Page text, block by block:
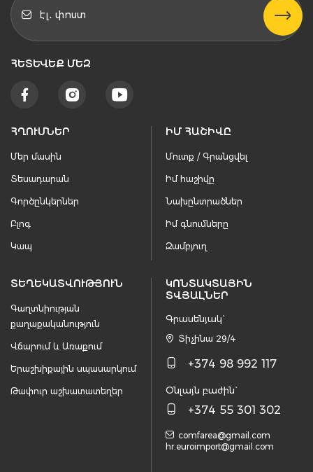
ՀԵՏԵՒԵՔ ՄԵԶ
ՀՂՈՒՄՆԵՐ
Մեր մասին
Տեսադարան
Գործընկերներ
Բլոգ
Կապ
ԻՄ ՀԱՇԻՎԸ
Մուտք / Գրանցվել
Իմ հաշիվը
Նախընտրածներ
Իմ գնումները
Զամբյուղ
ՏԵՂԵԿԱՏՎՈՒԹՅՈՒՆ
Գաղտնիության
քաղաքականություն
Վճարում և Առաքում
Երաշխիքային սպասարկում
Թափուր աշխատատեղեր
ԿՈՆՏԱԿՏԱՅԻՆ
ՏՎՅԱԼՆԵՐ
Գրասենյակ`
Տիչինա 29/4
+374 98 992 117
Օնլայն բաժին`
+374 55 301 302
comfarea@gmail.com
hr.euroimport@gmail.com